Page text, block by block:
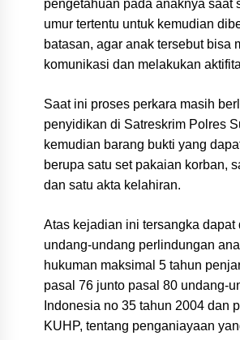
pengetahuan pada anaknya saat
umur tertentu untuk kemudian
batasan, agar anak tersebut bisa
komunikasi dan melakukan
Saat ini proses perkara masih
penyidikan di Satreskrim Polres
kemudian barang bukti yang
berupa satu set pakaian korban,
dan satu akta kelahiran.
Atas kejadian ini tersangka dapat
undang-undang perlindungan
hukuman maksimal 5 tahun
pasal 76 junto pasal 80 undang-
Indonesia no 35 tahun 2004 dan
KUHP, tentang penganiayaan